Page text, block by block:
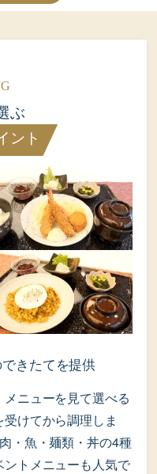
ぶ
ント
きたてを提供
ニューを見て選べる
けてから調理しま
・魚・麺類・丼の4種
トメニューも人気で